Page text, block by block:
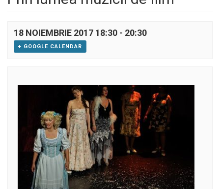
18 NOIEMBRIE 2017 18:30 - 20:30
+ GOOGLE CALENDAR